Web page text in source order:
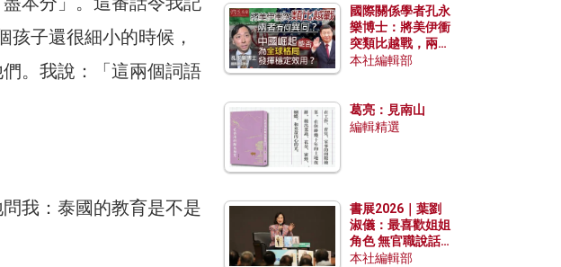
孩子還很細小的時候，
。我說：「這兩個詞語
我：泰國的教育是不是
國際關係學者孔永
樂博士：將美伊衝
突類比越戰，兩者
有何異同？中國崛
本社編輯部
葛亮：見南山
編輯精選
書展2026｜葉劉
淑儀：最喜歡姐姐
角色 無官職說話
包袱少
本社編輯部